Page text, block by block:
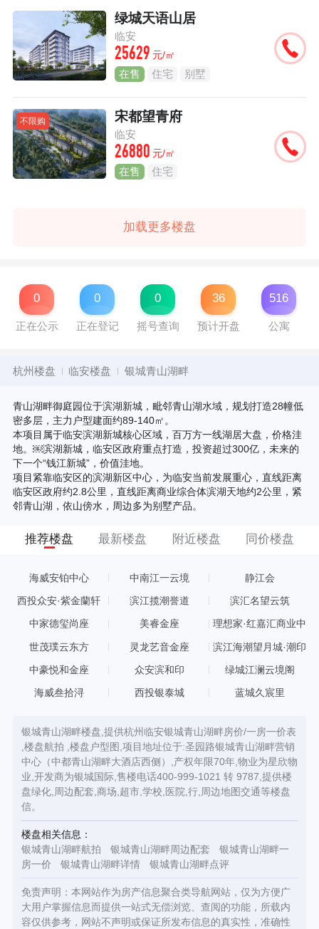
绿城天语山居
临安
25629 元/㎡
在售 住宅 别墅
不限购 宋都望青府
临安
26880 元/㎡
在售 住宅
加载更多楼盘
0
正在公示
0
正在登记
0
摇号查询
36
预计开盘
516
公寓
杭州楼盘 临安楼盘 银城青山湖畔
青山湖畔御庭园位于滨湖新城，毗邻青山湖水域，规划打造28幢低
密多层，主力户型建面约89-140㎡。
本项目属于临安滨湖新城核心区域，百万方一线湖居大盘，价格洼
地。￼滨湖新城，临安区政府重点打造，投资超过300亿，未来的
下一个“钱江新城”，价值洼地。
项目紧靠临安区的滨湖新区中心，为临安当前发展重心，直线距离
临安区政府约2.8公里，直线距离商业综合体滨湖天地约2公里，紧
邻青山湖，依山傍水，周边多为别墅产品。
推荐楼盘 最新楼盘 附近楼盘 同价楼盘
海威安铂中心 中南江一云境 静江会
西投众安·紫金蘭轩 滨江揽潮誉道 滨汇名望云筑
中家德玺尚座 美睿金座
理想家·红嘉汇商业中
世茂璞云东方 灵龙艺音金座 滨江海潮望月城·潮印
中豪悦和金座 众安滨和印 绿城江澜云境阁
海威叁拾浔 西投银泰城 蓝城久宸里
银城青山湖畔楼盘,提供杭州临安银城青山湖畔房价/一房一价表
,楼盘航拍 ,楼盘户型图,项目地址位于:圣园路银城青山湖畔营销
中心（中都青山湖畔大酒店西侧）,产权年限70年,物业为星欣物
业,开发商为银城国际,售楼电话400-999-1021 转 9787,提供楼
盘绿化,周边配套,商场,超市,学校,医院,行,周边地图交通等楼盘
信。
楼盘相关信息：
银城青山湖畔航拍
银城青山湖畔周边配套
银城青山湖畔一
房一价
银城青山湖畔详情 银城青山湖畔点评
免责声明：本网站作为房产信息聚合类导航网站，仅为方便广
大用户掌握信息而提供一站式无偿浏览、查阅的功能，所载内
容仅供参考，网站不声明或保证所发布信息的真实性，准确性